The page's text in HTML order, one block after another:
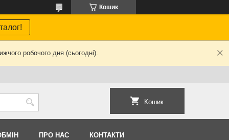
Кошик
робочого дня (сьогодні).
Кошик
ПРО НАС КОНТАКТИ